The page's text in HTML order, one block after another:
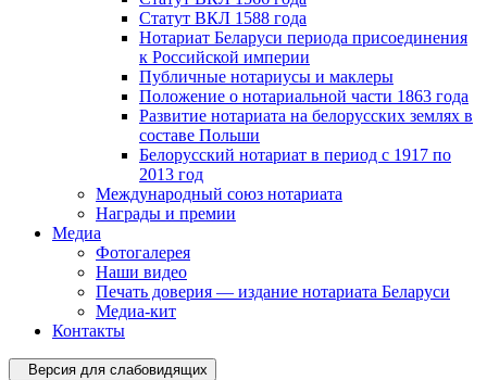
Статут ВКЛ 1588 года
Нотариат Беларуси периода присоединения
к Российской империи
Публичные нотариусы и маклеры
Положение о нотариальной части 1863 года
Развитие нотариата на белорусских землях в
составе Польши
Белорусский нотариат в период с 1917 по
2013 год
Международный союз нотариата
Награды и премии
Медиа
Фотогалерея
Наши видео
Печать доверия — издание нотариата Беларуси
Медиа-кит
Контакты
Версия для слабовидящих